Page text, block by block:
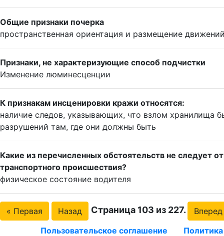
Общие признаки почерка
пространственная ориентация и размещение
Признаки, не характеризующие способ подчистки
Изменение люминесценции
К признакам инсценировки кражи относятся:
наличие следов, указывающих, что взлом хранилища
разрушений там, где они должны быть
Какие из перечисленных обстоятельств не следует
транспортного происшествия?
физическое состояние водителя
« Первая Назад Страница 103 из 227.
Вперед
Пользовательское соглашение